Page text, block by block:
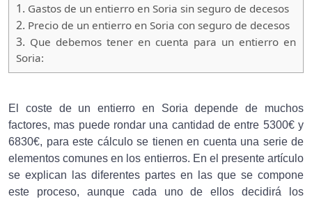
1. Gastos de un entierro en Soria sin seguro de decesos
2. Precio de un entierro en Soria con seguro de decesos
3. Que debemos tener en cuenta para un entierro en
Soria:
El coste de un entierro en Soria depende de muchos
factores, mas puede rondar una cantidad de entre 5300€ y
6830€, para este cálculo se tienen en cuenta una serie de
elementos comunes en los entierros. En el presente artículo
se explican las diferentes partes en las que se compone
este proceso, aunque cada uno de ellos decidirá los